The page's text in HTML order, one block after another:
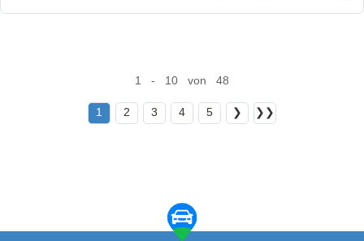
1 - 10 von 48
1 2 3 4 5 ❯ ❯❯